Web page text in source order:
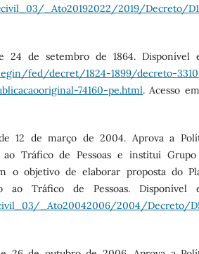
_Ato20192022/2019/Decreto/
24 de setembro de 1864. Disponível
fed/decret/1824-1899/decreto-
74160-pe.html. Acesso
12 de março de 2004. Aprova a
Tráfico de Pessoas e institui
o objetivo de elaborar proposta do
ao Tráfico de Pessoas. Disponível
_Ato20042006/2004/Decreto/